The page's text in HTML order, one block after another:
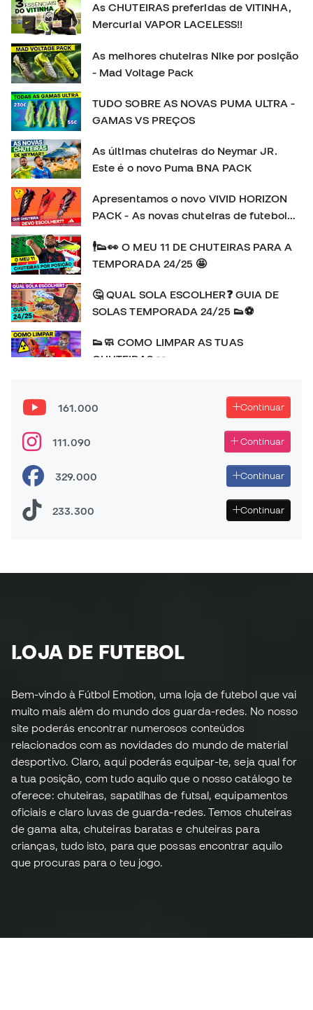
As CHUTEIRAS preferidas de VITINHA,
Mercurial VAPOR LACELESS!!
As melhores chuteiras Nike por posição
- Mad Voltage Pack
TUDO SOBRE AS NOVAS PUMA ULTRA -
GAMAS VS PREÇOS
As últimas chuteiras do Neymar JR.
Este é o novo Puma BNA PACK
Apresentamos o novo VIVID HORIZON
PACK - As novas chuteiras de futebol
🕴👟👀 O MEU 11 DE CHUTEIRAS PARA A
TEMPORADA 24/25 🤩
🤔 QUAL SOLA ESCOLHER❓ GUIA DE
SOLAS TEMPORADA 24/25 👟⚽
👟🧼 COMO LIMPAR AS TUAS
CHUTEIRAS 👀
COPA AMÉRICA 2024 🥊💥
🚨🆕️ A Adidas F50 REGRESSA! | HISTÓRIA e REVIEW
da chuteira favorita de MESSI 👟
161.000 Continuar
111.090 Continuar
329.000 Continuar
233.300 Continuar
LOJA DE FUTEBOL
Bem-vindo à Fútbol Emotion, uma loja de futebol que vai
muito mais além do mundo dos guarda-redes. No nosso
site poderás encontrar numerosos conteúdos
relacionados com as novidades do mundo de material
desportivo. Claro, aqui poderás equipar-te, seja qual for
a tua posição, com tudo aquilo que o nosso catálogo te
oferece: chuteiras, sapatilhas de futsal, equipamentos
oficiais e claro luvas de guarda-redes. Temos chuteiras
de gama alta, chuteiras baratas e chuteiras para
crianças, tudo isto, para que possas encontrar aquilo
que procuras para o teu jogo.